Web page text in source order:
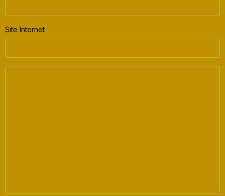
Site Internet